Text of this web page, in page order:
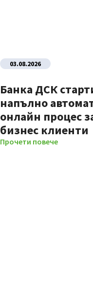
03.08.2026
Банка ДСК
напълно
онлайн процес
бизнес клиенти
Прочети повече